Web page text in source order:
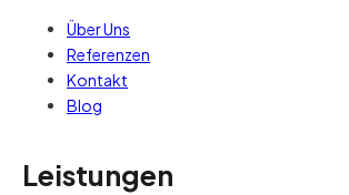
Über Uns
Referenzen
Kontakt
Blog
Leistungen